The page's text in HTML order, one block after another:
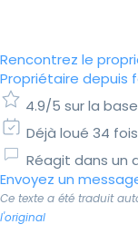
Rencontrez le
Propriétaire depuis
4.9/5 sur la
Déjà loué 34 fois
Réagit dans un
Envoyez un
Ce texte a été traduit
l'original